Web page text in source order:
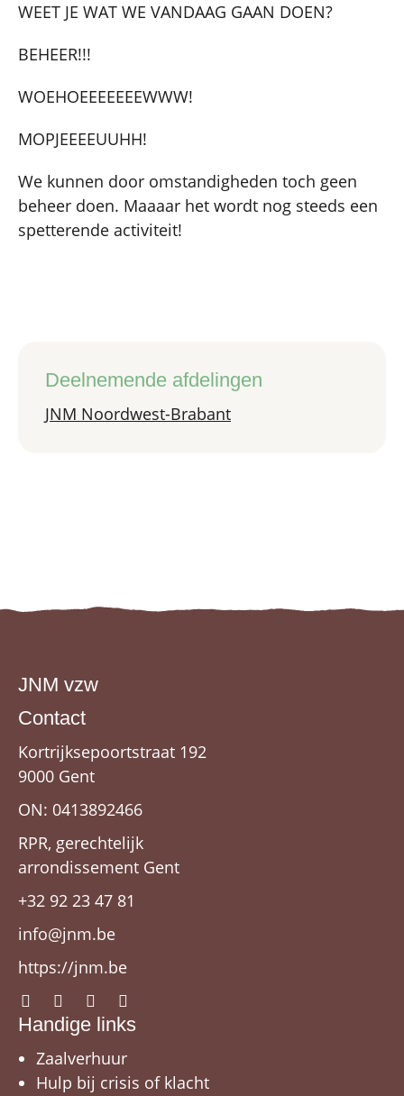
WEET JE WAT WE VANDAAG GAAN DOEN?
BEHEER!!!
WOEHOEEEEEEEWWW!
MOPJEEEEUUHH!
We kunnen door omstandigheden toch geen
beheer doen. Maaaar het wordt nog steeds een
spetterende activiteit!
Deelnemende afdelingen
JNM Noordwest-Brabant
JNM vzw
Contact
Kortrijksepoortstraat 192
9000 Gent
ON: 0413892466
RPR, gerechtelijk
arrondissement Gent
+32 92 23 47 81
info@jnm.be
https://jnm.be
Handige links
Zaalverhuur
Hulp bij crisis of klacht